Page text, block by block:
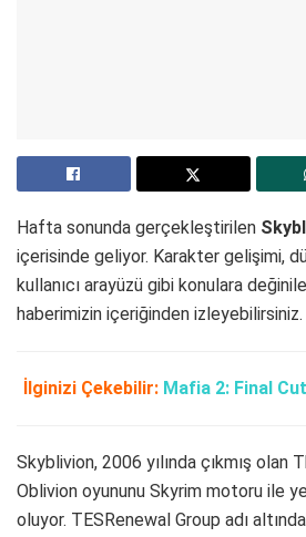
Hafta sonunda gerçekleştirilen
içerisinde geliyor. Karakter gelişimi,
kullanıcı arayüzü gibi konulara
haberimizin içeriğinden izleyebilirsiniz.
İlginizi Çekebilir: Mafia 2: Final
Skyblivion, 2006 yılında çıkmış olan
Oblivion oyununu Skyrim motoru ile
oluyor. TESRenewal Group adı